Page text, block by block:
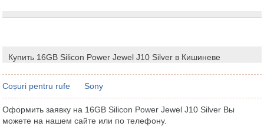
Купить 16GB Silicon Power Jewel J10 Silver в Кишиневе
Coșuri pentru rufe Sony
Оформить заявку на 16GB Silicon Power Jewel J10 Silver Вы
можете на нашем сайте или по телефону.